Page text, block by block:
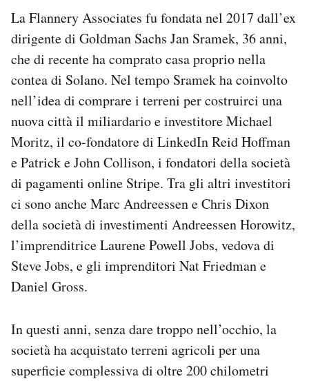
La Flannery Associates fu fondata nel 2017 dall’ex
dirigente di Goldman Sachs Jan Sramek, 36 anni,
che di recente ha comprato casa proprio nella
contea di Solano. Nel tempo Sramek ha coinvolto
nell’idea di comprare i terreni per costruirci una
nuova città il miliardario e investitore Michael
Moritz, il co-fondatore di LinkedIn Reid Hoffman
e Patrick e John Collison, i fondatori della società
di pagamenti online Stripe. Tra gli altri investitori
ci sono anche Marc Andreessen e Chris Dixon
della società di investimenti Andreessen Horowitz,
l’imprenditrice Laurene Powell Jobs, vedova di
Steve Jobs, e gli imprenditori Nat Friedman e
Daniel Gross.
In questi anni, senza dare troppo nell’occhio, la
società ha acquistato terreni agricoli per una
superficie complessiva di oltre 200 chilometri